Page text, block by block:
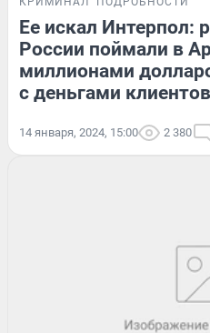
Ее искал Интерпол:
России поймали в
миллионами
с деньгами
14 января, 2024, 15:00 2 380